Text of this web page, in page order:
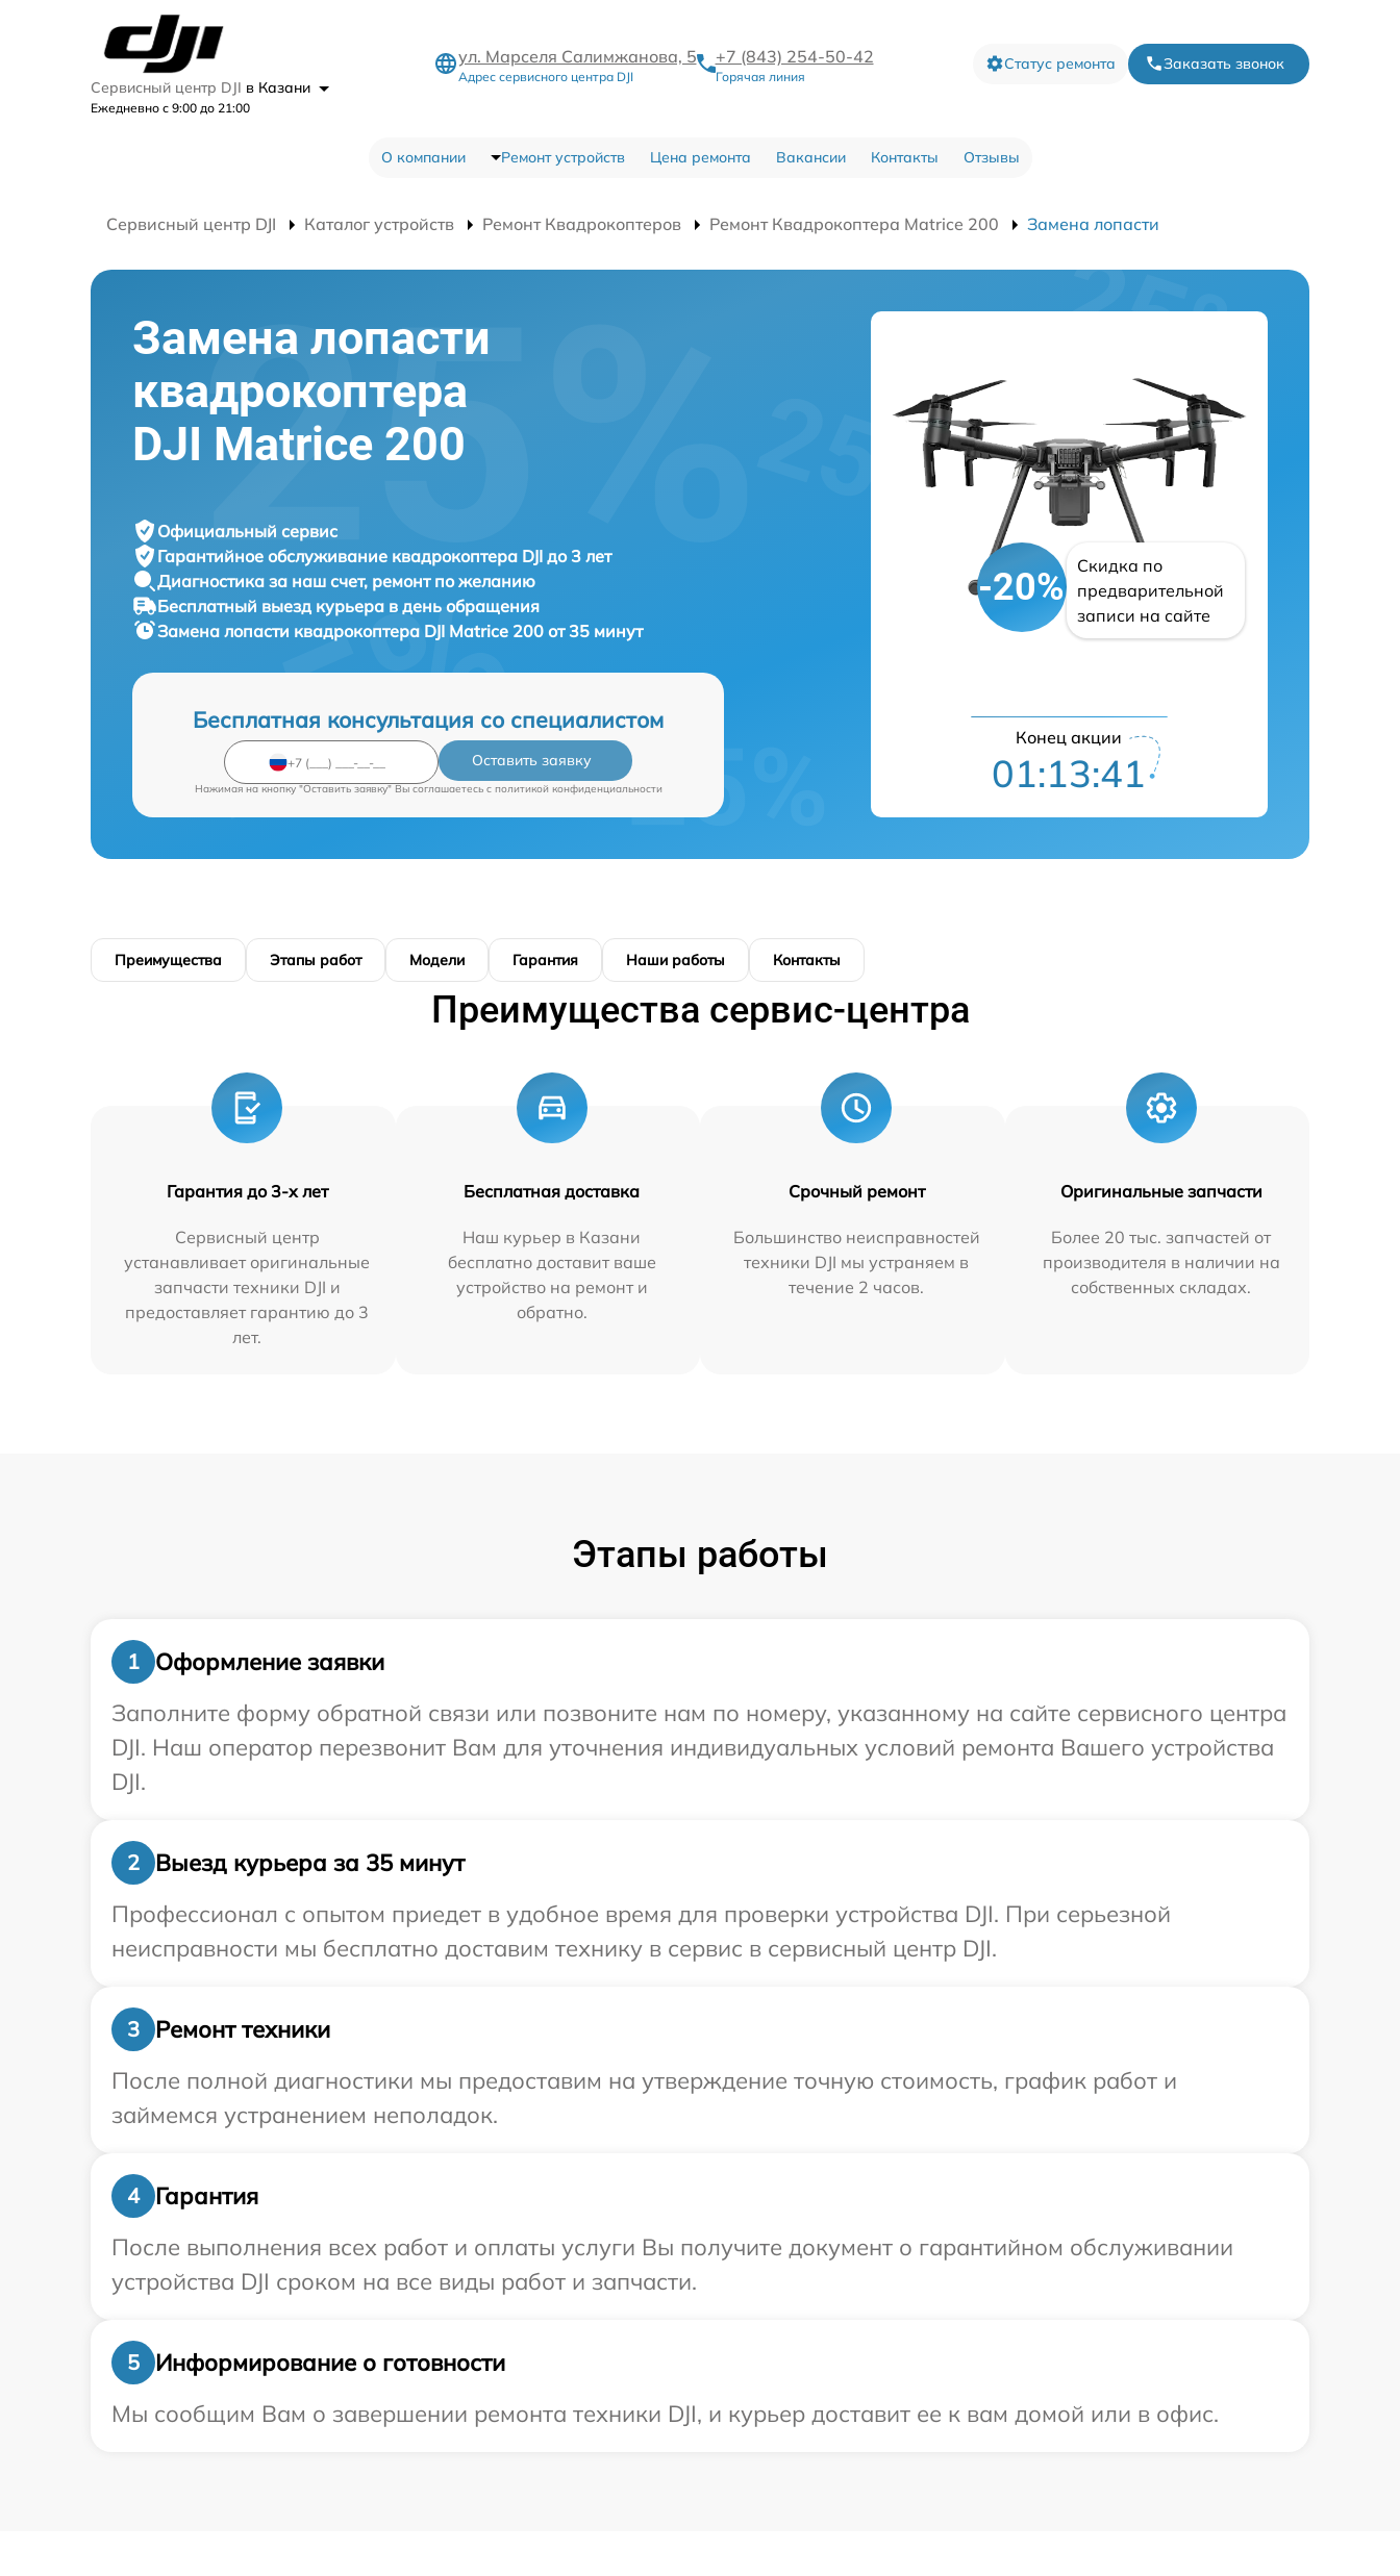
Сервисный центр DJI в Казани
Ежедневно с 9:00 до 21:00
ул. Марселя Салимжанова, 5
Адрес сервисного центра DJI
+7 (843) 254-50-42
Горячая линия
Статус ремонта Заказать звонок
О компании Ремонт устройств Цена ремонта Вакансии Контакты Отзывы
Сервисный центр DJI Каталог устройств Ремонт Квадрокоптеров Ремонт Квадрокоптера Matrice 200 Замена лопасти
Замена лопасти
квадрокоптера
DJI Matrice 200
Официальный сервис
Гарантийное обслуживание квадрокоптера DJI до 3 лет
Диагностика за наш счет, ремонт по желанию
Бесплатный выезд курьера в день обращения
Замена лопасти квадрокоптера DJI Matrice 200 от 35 минут
Бесплатная консультация со специалистом
Оставить заявку
Нажимая на кнопку "Оставить заявку" Вы соглашаетесь c политикой конфиденциальности
-20%
Скидка по
предварительной
записи на сайте
Конец акции
01:13:40
Преимущества Этапы работ Модели Гарантия Наши работы Контакты
Преимущества сервис-центра
Гарантия до 3-х лет
Сервисный центр
устанавливает оригинальные
запчасти техники DJI и
предоставляет гарантию до 3
лет.
Бесплатная доставка
Наш курьер в Казани
бесплатно доставит ваше
устройство на ремонт и
обратно.
Срочный ремонт
Большинство неисправностей
техники DJI мы устраняем в
течение 2 часов.
Оригинальные запчасти
Более 20 тыс. запчастей от
производителя в наличии на
собственных складах.
Этапы работы
1
Оформление заявки
Заполните форму обратной связи или позвоните нам по номеру, указанному на сайте сервисного центра
DJI. Наш оператор перезвонит Вам для уточнения индивидуальных условий ремонта Вашего устройства
DJI.
2
Выезд курьера за 35 минут
Профессионал с опытом приедет в удобное время для проверки устройства DJI. При серьезной
неисправности мы бесплатно доставим технику в сервис в сервисный центр DJI.
3
Ремонт техники
После полной диагностики мы предоставим на утверждение точную стоимость, график работ и
займемся устранением неполадок.
4
Гарантия
После выполнения всех работ и оплаты услуги Вы получите документ о гарантийном обслуживании
устройства DJI сроком на все виды работ и запчасти.
5
Информирование о готовности
Мы сообщим Вам о завершении ремонта техники DJI, и курьер доставит ее к вам домой или в офис.